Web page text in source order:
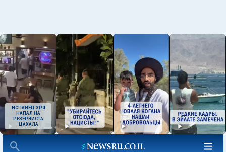
ИСПАНЕЦ ЗРЯ
НАПАЛ НА
РЕЗЕРВИСТА
ЦАХАЛА